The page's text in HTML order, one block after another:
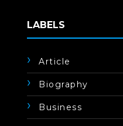
LABELS
Article
Biography
Business